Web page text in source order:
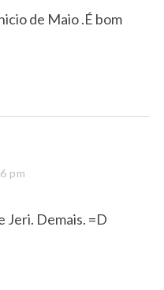
de Maio .É bom
pm
Jeri. Demais. =D